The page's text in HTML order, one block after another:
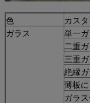
色
カス
ガラス
単一ガ
二重
三重
絶縁ガ
薄板
ガラ